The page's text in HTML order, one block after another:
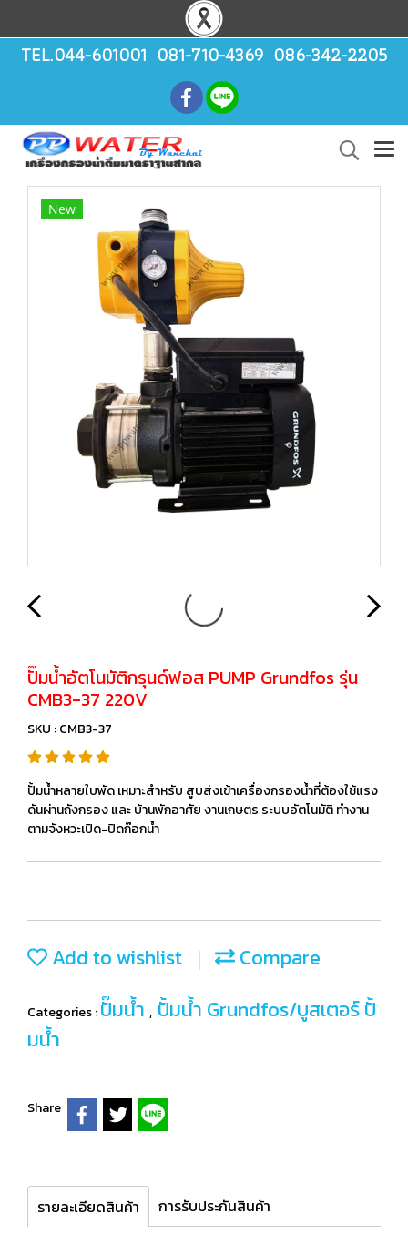
TEL.044-601001 081-710-4369 086-342-2205
New
ปั๊มน้ำอัตโนมัติกรุนด์ฟอส PUMP Grundfos รุ่น
CMB3-37 220V
SKU : CMB3-37
ปั้มน้ำหลายใบพัด เหมาะสำหรับ สูบส่งเข้าเครื่องกรองน้ำที่ต้องใช้แรง
ดันผ่านถังกรอง และ บ้านพักอาศัย งานเกษตร ระบบอัตโนมัติ ทำงาน
ตามจังหวะเปิด-ปิดก๊อกน้ำ
Add to wishlist Compare
Categories :ปั๊มน้ำ , ปั้มน้ำ Grundfos/บูสเตอร์ ปั้
มน้ำ
Share
รายละเอียดสินค้า การรับประกันสินค้า